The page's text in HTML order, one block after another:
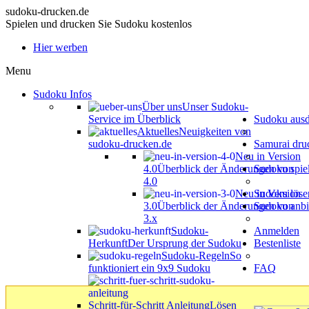
sudoku-drucken.de
Spielen und drucken Sie Sudoku kostenlos
Hier werben
Menu
Sudoku Infos
Über unsUnser Sudoku-
Service im Überblick
AktuellesNeuigkeiten von
sudoku-drucken.de
Neu in Version
4.0Überblick der Änderungen von
4.0
Neu in Version
3.0Überblick der Änderungen von
3.x
Sudoku-
HerkunftDer Ursprung der Sudoku
Sudoku-RegelnSo
funktioniert ein 9x9 Sudoku
Schritt-für-Schritt AnleitungLösen
Sudoku
Samurai
Sudoku
Sudoku
Sudoku
Anmelden
Bestenliste
FAQ